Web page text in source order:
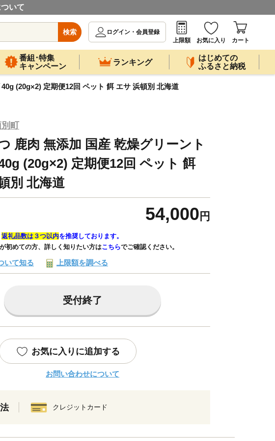
いて
検索
ログイン・会員登録
上限額
お気に入り カート
番組･特集
キャンペーン
ランキング
はじめての
ふるさと納税
(20g×2) 定期便12回 ペット 餌 エサ 浜頓別 北海道
町
鹿肉 無添加 国産 乾燥グリーント
(20g×2) 定期便12回 ペット 餌
別 北海道
54,000 円
返礼品数は３つ以内を推奨しております。
初めての方、詳しく知りたい方はこちらでご確認ください。
いて知る 上限額を調べる
受付終了
お気に入りに追加する
お問い合わせについて
クレジットカード